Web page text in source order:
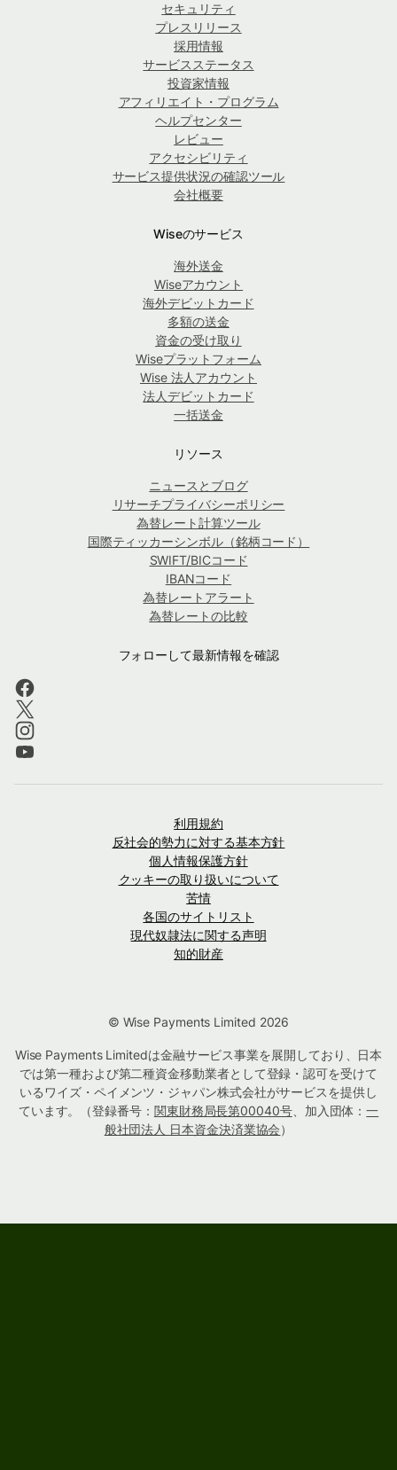
セキュリティ
プレスリリース
採用情報
サービスステータス
投資家情報
アフィリエイト・プログラム
ヘルプセンター
レビュー
アクセシビリティ
サービス提供状況の確認ツール
会社概要
Wiseのサービス
海外送金
Wiseアカウント
海外デビットカード
多額の送金
資金の受け取り
Wiseプラットフォーム
Wise 法人アカウント
法人デビットカード
一括送金
リソース
ニュースとブログ
リサーチプライバシーポリシー
為替レート計算ツール
国際ティッカーシンボル（銘柄コード）
SWIFT/BICコード
IBANコード
為替レートアラート
為替レートの比較
フォローして最新情報を確認
利用規約
反社会的勢力に対する基本方針
個人情報保護方針
クッキーの取り扱いについて
苦情
各国のサイトリスト
現代奴隷法に関する声明
知的財産
© Wise Payments Limited 2026
Wise Payments Limitedは金融サービス事業を展開しており、日本
では第一種および第二種資金移動業者として登録・認可を受けて
いるワイズ・ペイメンツ・ジャパン株式会社がサービスを提供し
ています。（登録番号： 関東財務局長第00040号、加入団体：一
般社団法人 日本資金決済業協会）